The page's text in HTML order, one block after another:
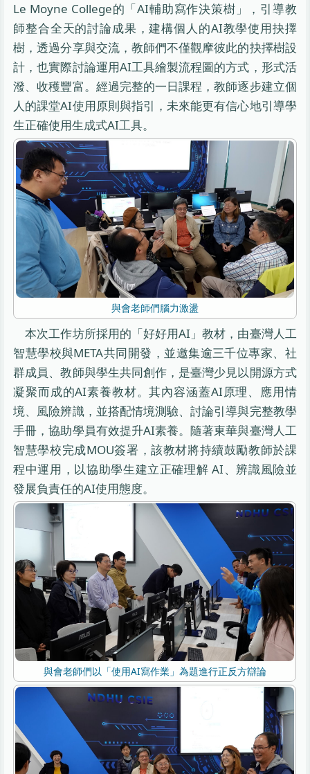
Le Moyne College的「AI輔助寫作決策樹」，引導教
師整合全天的討論成果，建構個人的AI教學使用抉擇
樹，透過分享與交流，教師們不僅觀摩彼此的抉擇樹設
計，也實際討論運用AI工具繪製流程圖的方式，形式活
潑、收穫豐富。經過完整的一日課程，教師逐步建立個
人的課堂AI使用原則與指引，未來能更有信心地引導學
生正確使用生成式AI工具。
與會老師們腦力激盪
本次工作坊所採用的「好好用AI」教材，由臺灣人工
智慧學校與META共同開發，並邀集逾三千位專家、社
群成員、教師與學生共同創作，是臺灣少見以開源方式
凝聚而成的AI素養教材。其內容涵蓋AI原理、應用情
境、風險辨識，並搭配情境測驗、討論引導與完整教學
手冊，協助學員有效提升AI素養。隨著東華與臺灣人工
智慧學校完成MOU簽署，該教材將持續鼓勵教師於課
程中運用，以協助學生建立正確理解 AI、辨識風險並
發展負責任的AI使用態度。
與會老師們以「使用AI寫作業」為題進行正反方辯論